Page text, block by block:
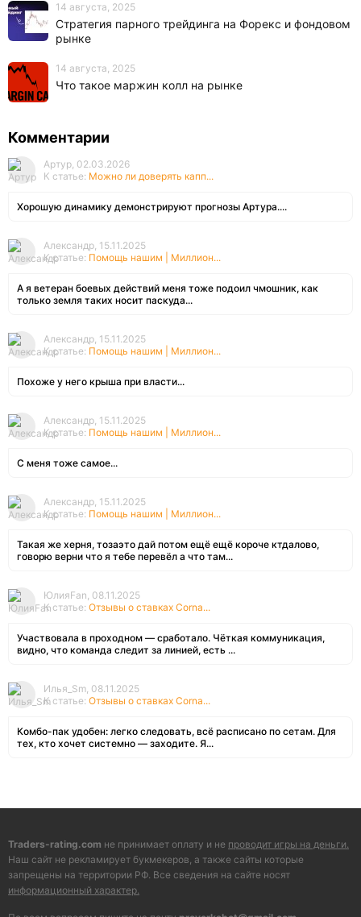
14 августа, 2025
Стратегия парного трейдинга на Форекс и фондовом
рынке
14 августа, 2025
Что такое маржин колл на рынке
Комментарии
Артур, 02.03.2026
К статье: Можно ли доверять капп...
Хорошую динамику демонстрируют прогнозы Артура....
Александр, 15.11.2025
К статье: Помощь нашим | Миллион...
А я ветеран боевых действий меня тоже подоил чмошник, как
только земля таких носит паскуда...
Александр, 15.11.2025
К статье: Помощь нашим | Миллион...
Похоже у него крыша при власти...
Александр, 15.11.2025
К статье: Помощь нашим | Миллион...
С меня тоже самое...
Александр, 15.11.2025
К статье: Помощь нашим | Миллион...
Такая же херня, тозаэто дай потом ещё ещё короче ктдалово,
говорю верни что я тебе перевёл а что там...
ЮлияFan, 08.11.2025
К статье: Отзывы о ставках Corna...
Участвовала в проходном — сработало. Чёткая коммуникация,
видно, что команда следит за линией, есть ...
Илья_Sm, 08.11.2025
К статье: Отзывы о ставках Corna...
Комбо-пак удобен: легко следовать, всё расписано по сетам. Для
тех, кто хочет системно — заходите. Я...
Traders-rating.com не принимает оплату и не проводит игры на деньги.
Наш сайт не рекламирует букмекеров, а также сайты которые
запрещены на территории РФ. Все сведения на сайте носят
информационный характер.